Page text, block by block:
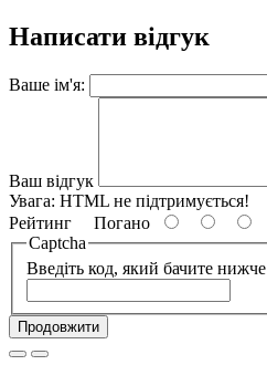
Написати відгук
Ваше ім'я:
Ваш відгук
Увага: HTML не підтримується!
Рейтинг Погано
Captcha
Введіть код, який бачите нижче
Продовжити